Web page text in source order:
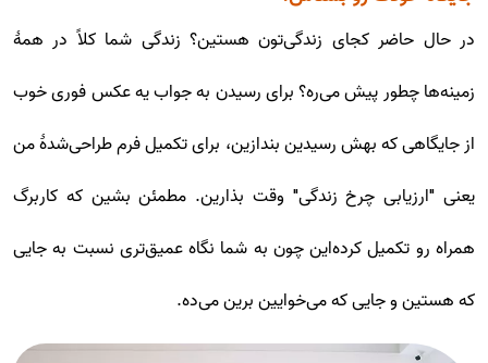
در حال حاضر کجای زندگی‌تون هستین؟ زندگی شما کلاً در همۀ
زمینه‌ها چطور پیش می‌ره؟ برای رسیدن به جواب یه عکس فوری خوب
از جایگاهی که بهش رسیدین بندازین، برای تکمیل فرم طراحی‌شدۀ من
یعنی "ارزیابی چرخ زندگی" وقت بذارین. مطمئن بشین که کاربرگ
همراه رو تکمیل کرده‌این چون به شما نگاه عمیق‌تری نسبت به جایی
که هستین و جایی که می‌خوایین برین می‌ده.